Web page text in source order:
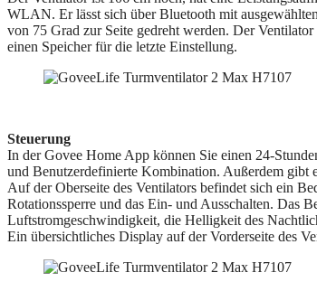
WLAN. Er lässt sich über Bluetooth mit
von 75 Grad zur Seite gedreht werden. Der
einen Speicher für die letzte Einstellung.
Steuerung
In der Govee Home App können Sie einen 24-
und Benutzerdefinierte Kombination. Außerdem gibt
Auf der Oberseite des Ventilators befindet sich ein
Rotationssperre und das Ein- und Ausschalten. Das
Luftstromgeschwindigkeit, die Helligkeit des
Ein übersichtliches Display auf der Vorderseite des